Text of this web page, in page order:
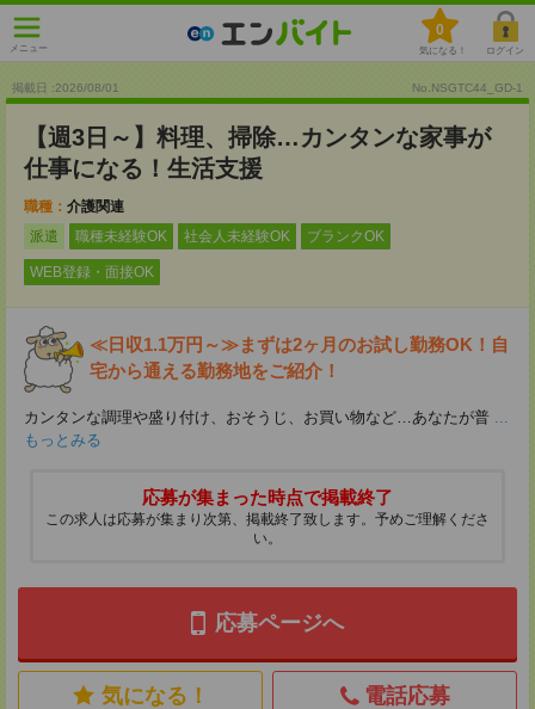
メニュー
0
気になる！ ログイン
掲載日 :2026/08/01 No.NSGTC44_GD-1
【週3日～】料理、掃除…カンタンな家事が
仕事になる！生活支援
職種： 介護関連
派遣
職種未経験OK 社会人未経験OK ブランクOK
WEB登録・面接OK
≪日収1.1万円～≫まずは2ヶ月のお試し勤務OK！自
宅から通える勤務地をご紹介！
カンタンな調理や盛り付け、おそうじ、お買い物など…あなたが普 ...
もっとみる
応募が集まった時点で掲載終了
この求人は応募が集まり次第、掲載終了致します。予めご理解くださ
い。
応募ページへ
気になる！ 電話応募